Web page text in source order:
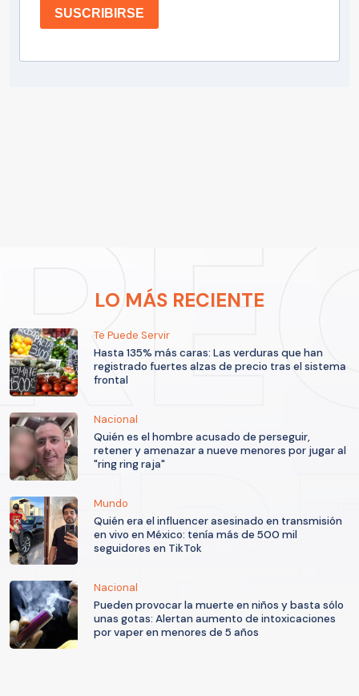
SUSCRIBIRSE
LO MÁS RECIENTE
Te Puede Servir
Hasta 135% más caras: Las verduras que han
registrado fuertes alzas de precio tras el sistema
frontal
Nacional
Quién es el hombre acusado de perseguir,
retener y amenazar a nueve menores por jugar al
"ring ring raja"
Mundo
Quién era el influencer asesinado en transmisión
en vivo en México: tenía más de 500 mil
seguidores en TikTok
Nacional
Pueden provocar la muerte en niños y basta sólo
unas gotas: Alertan aumento de intoxicaciones
por vaper en menores de 5 años